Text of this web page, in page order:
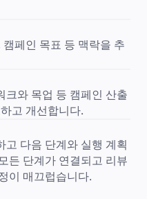
페인 목표 등 맥락을 추
크와 목업 등 캠페인 산출
고 개선합니다.
고 다음 단계와 실행 계획
든 단계가 연결되고 리뷰
이 매끄럽습니다.